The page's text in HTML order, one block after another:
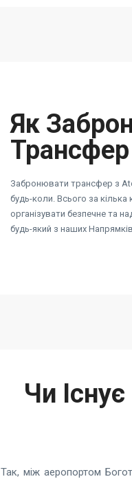
Як
Трансфер
Забронювати трансфер з
будь-коли. Всього за кілька
організувати безпечне та
будь-який з наших
Чи
Так, між аеропортом